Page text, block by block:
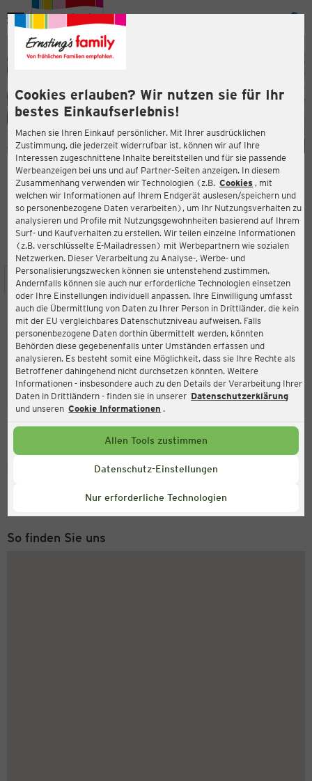
Cookies erlauben? Wir nutzen sie für Ihr
bestes Einkaufserlebnis!
Machen sie Ihren Einkauf persönlicher. Mit Ihrer ausdrücklichen
Zustimmung, die jederzeit widerrufbar ist, können wir auf Ihre
Interessen zugeschnittene Inhalte bereitstellen und für sie passende
Werbeanzeigen bei uns und auf Partner-Seiten anzeigen. In diesem
Zusammenhang verwenden wir Technologien (z.B. Cookies , mit
welchen wir Informationen auf Ihrem Endgerät auslesen/speichern und
so personenbezogene Daten verarbeiten), um Ihr Nutzungsverhalten zu
analysieren und Profile mit Nutzungsgewohnheiten basierend auf Ihrem
Surf- und Kaufverhalten zu erstellen. Wir teilen einzelne Informationen
(z.B. verschlüsselte E-Mailadressen) mit Werbepartnern wie sozialen
Netzwerken. Dieser Verarbeitung zu Analyse-, Werbe- und
Personalisierungszwecken können sie untenstehend zustimmen.
Andernfalls können sie auch nur erforderliche Technologien einsetzen
oder Ihre Einstellungen individuell anpassen. Ihre Einwilligung umfasst
auch die Übermittlung von Daten zu Ihrer Person in Drittländer, die kein
mit der EU vergleichbares Datenschutzniveau aufweisen. Falls
personenbezogene Daten dorthin übermittelt werden, könnten
Behörden diese gegebenenfalls unter Umständen erfassen und
analysieren. Es besteht somit eine Möglichkeit, dass sie Ihre Rechte als
Betroffener dahingehend nicht durchsetzen könnten. Weitere
Informationen - insbesondere auch zu den Details der Verarbeitung Ihrer
Daten in Drittländern - finden sie in unserer Datenschutzerklärung
und unseren Cookie Informationen .
Allen Tools zustimmen
Datenschutz-Einstellungen
Nur erforderliche Technologien
Menü
ERNSTING'S FAMILY FILIALE
Holzmarkt 7
38820 Halberstadt
4,4
Bewertung:
STANDORT SERVICES SORTIMENT AKTIONEN
Ernsting's family
Holzmarkt 7, 38820 Halberstadt
Aktuell:
Geöffnet
Service Hotline
Montag bis Freitag 8-18 Uhr
So finden Sie uns